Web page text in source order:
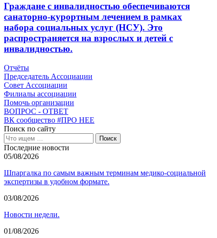
Граждане с инвалидностью обеспечиваются
санаторно-курортным лечением в рамках
набора социальных услуг (НСУ). Это
распространяется на взрослых и детей с
инвалидностью.
Отчёты
Председатель Ассоциации
Совет Ассоциации
Филиалы ассоциации
Помочь организации
ВОПРОС - ОТВЕТ
ВК сообщество #ПРО НЕЕ
Поиск по сайту
Последние новости
05/08/2026
Шпаргалка по самым важным терминам медико-социальной
экспертизы в удобном формате.
03/08/2026
Новости недели.
01/08/2026